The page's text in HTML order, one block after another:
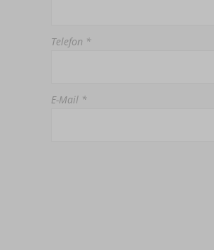
Telefon *
E-Mail *